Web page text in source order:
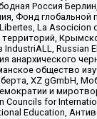
Россия
Фонд
La Asocicion
Russian
анархического
общество
XZ gGmbH,
и
Councils for
Education,